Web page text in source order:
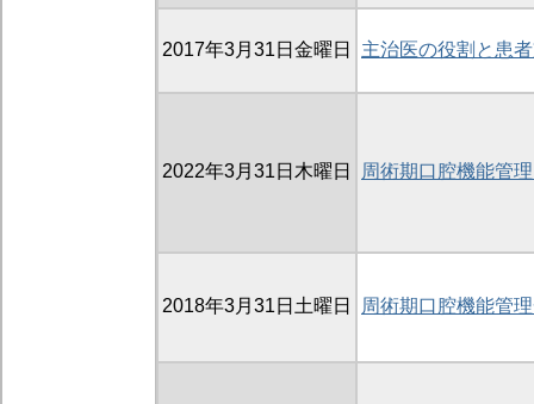
2017年3月31日金曜日 主治医の役割と患
2022年3月31日木曜日 周術期口腔機能管
2018年3月31日土曜日 周術期口腔機能管